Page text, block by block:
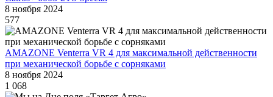
8 ноября 2024
577
AMAZONE Venterra VR 4 для максимальной действенности
при механической борьбе с сорняками
8 ноября 2024
1 068